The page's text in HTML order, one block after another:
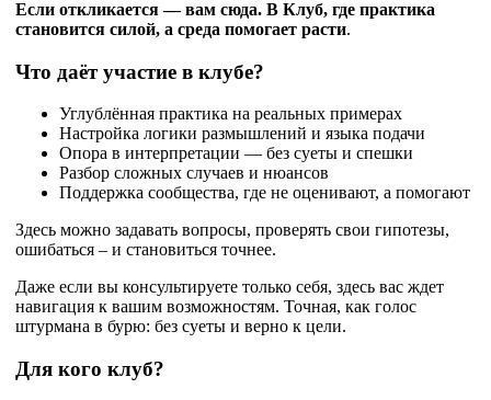
Если откликается — вам сюда. В Клуб, где практика
становится силой, а среда помогает расти.
Что даёт участие в клубе?
Углублённая практика на реальных примерах
Настройка логики размышлений и языка подачи
Опора в интерпретации — без суеты и спешки
Разбор сложных случаев и нюансов
Поддержка сообщества, где не оценивают, а помогают
Здесь можно задавать вопросы, проверять свои гипотезы,
ошибаться – и становиться точнее.
Даже если вы консультируете только себя, здесь вас ждет
навигация к вашим возможностям. Точная, как голос
штурмана в бурю: без суеты и верно к цели.
Для кого клуб?